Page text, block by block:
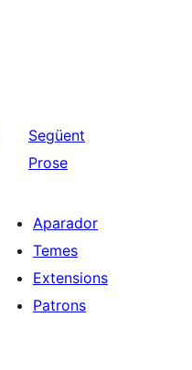
Següent
Prose
Aparador
Temes
Extensions
Patrons